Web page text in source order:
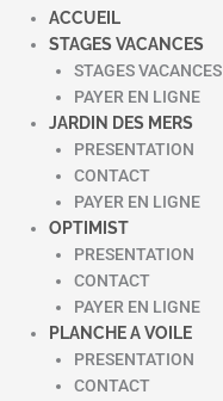
ACCUEIL
STAGES VACANCES
STAGES VACANCES
PAYER EN LIGNE
JARDIN DES MERS
PRESENTATION
CONTACT
PAYER EN LIGNE
OPTIMIST
PRESENTATION
CONTACT
PAYER EN LIGNE
PLANCHE A VOILE
PRESENTATION
CONTACT